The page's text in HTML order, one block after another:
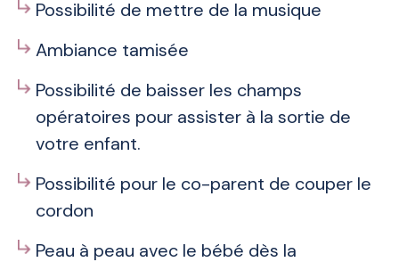
Possibilité de mettre de la musique
Ambiance tamisée
Possibilité de baisser les champs
opératoires pour assister à la sortie de
votre enfant.
Possibilité pour le co-parent de couper le
cordon
Peau à peau avec le bébé dès la